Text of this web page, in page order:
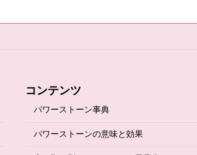
コンテンツ
パワーストーン事典
パワーストーンの意味と効果